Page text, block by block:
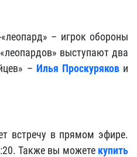
– игрок обороны
выступают два
– Илья Проскурякови
встречу в прямом эфире.
Также вы можете купить